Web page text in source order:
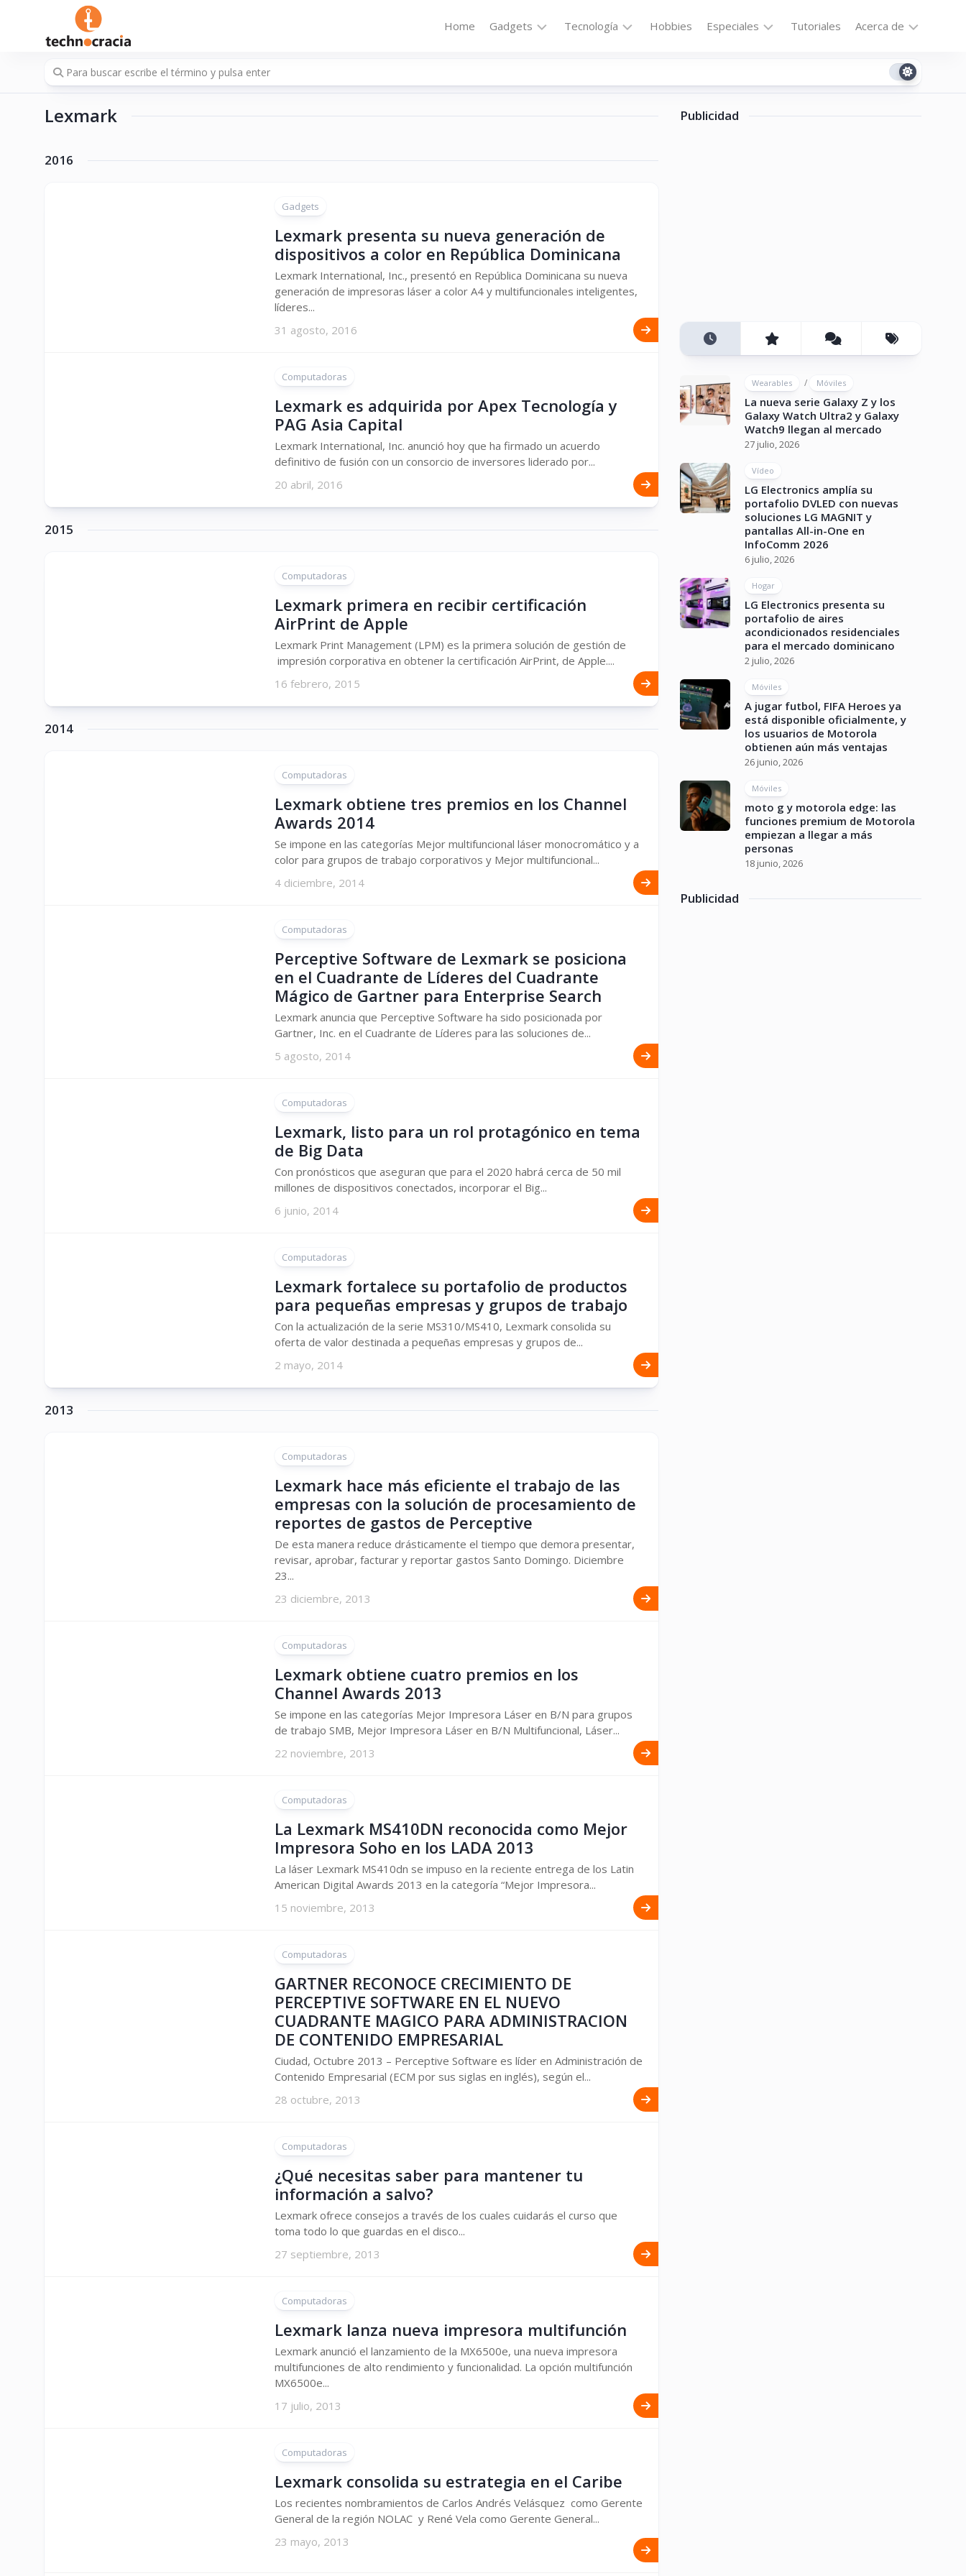
contenido
Home Gadgets
Móviles
Wearables
Tecnología
Robótica
Salud
Transportación
Hobbies Especiales
la
Tutoriales Acerca de
Contacto
Lexmark
2016
Gadgets
Lexmark presenta su nueva generación de
dispositivos a color en República Dominicana
Lexmark International, Inc., presentó en República Dominicana su nueva
generación de impresoras láser a color A4 y multifuncionales inteligentes,
líderes...
31 agosto, 2016
Computadoras
Lexmark es adquirida por Apex Tecnología y
PAG Asia Capital
Lexmark International, Inc. anunció hoy que ha firmado un acuerdo
definitivo de fusión con un consorcio de inversores liderado por...
20 abril, 2016
2015
Computadoras
Lexmark primera en recibir certificación
AirPrint de Apple
Lexmark Print Management (LPM) es la primera solución de gestión de
impresión corporativa en obtener la certificación AirPrint, de Apple....
16 febrero, 2015
2014
Computadoras
Lexmark obtiene tres premios en los Channel
Awards 2014
Se impone en las categorías Mejor multifuncional láser monocromático y a
color para grupos de trabajo corporativos y Mejor multifuncional...
4 diciembre, 2014
Computadoras
Perceptive Software de Lexmark se posiciona
en el Cuadrante de Líderes del Cuadrante
Mágico de Gartner para Enterprise Search
Lexmark anuncia que Perceptive Software ha sido posicionada por
Gartner, Inc. en el Cuadrante de Líderes para las soluciones de...
5 agosto, 2014
Computadoras
Lexmark, listo para un rol protagónico en tema
de Big Data
Con pronósticos que aseguran que para el 2020 habrá cerca de 50 mil
millones de dispositivos conectados, incorporar el Big...
6 junio, 2014
Computadoras
Lexmark fortalece su portafolio de productos
para pequeñas empresas y grupos de trabajo
Con la actualización de la serie MS310/MS410, Lexmark consolida su
oferta de valor destinada a pequeñas empresas y grupos de...
2 mayo, 2014
2013
Computadoras
Lexmark hace más eficiente el trabajo de las
empresas con la solución de procesamiento de
reportes de gastos de Perceptive
De esta manera reduce drásticamente el tiempo que demora presentar,
revisar, aprobar, facturar y reportar gastos Santo Domingo. Diciembre
23...
23 diciembre, 2013
Computadoras
Lexmark obtiene cuatro premios en los
Channel Awards 2013
Se impone en las categorías Mejor Impresora Láser en B/N para grupos
de trabajo SMB, Mejor Impresora Láser en B/N Multifuncional, Láser...
22 noviembre, 2013
Computadoras
La Lexmark MS410DN reconocida como Mejor
Impresora Soho en los LADA 2013
La láser Lexmark MS410dn se impuso en la reciente entrega de los Latin
American Digital Awards 2013 en la categoría “Mejor Impresora...
15 noviembre, 2013
Computadoras
GARTNER RECONOCE CRECIMIENTO DE
PERCEPTIVE SOFTWARE EN EL NUEVO
CUADRANTE MAGICO PARA ADMINISTRACION
DE CONTENIDO EMPRESARIAL
Ciudad, Octubre 2013 – Perceptive Software es líder en Administración de
Contenido Empresarial (ECM por sus siglas en inglés), según el...
28 octubre, 2013
Computadoras
¿Qué necesitas saber para mantener tu
información a salvo?
Lexmark ofrece consejos a través de los cuales cuidarás el curso que
toma todo lo que guardas en el disco...
27 septiembre, 2013
Computadoras
Lexmark lanza nueva impresora multifunción
Lexmark anunció el lanzamiento de la MX6500e, una nueva impresora
multifunciones de alto rendimiento y funcionalidad. La opción multifunción
MX6500e...
17 julio, 2013
Computadoras
Lexmark consolida su estrategia en el Caribe
Los recientes nombramientos de Carlos Andrés Velásquez como Gerente
General de la región NOLAC y René Vela como Gerente General...
23 mayo, 2013
Publicidad
Wearables / Móviles
La nueva serie Galaxy Z y los
Galaxy Watch Ultra2 y Galaxy
Watch9 llegan al mercado
27 julio, 2026
Vídeo
LG Electronics amplía su
portafolio DVLED con nuevas
soluciones LG MAGNIT y
pantallas All-in-One en
InfoComm 2026
6 julio, 2026
Hogar
LG Electronics presenta su
portafolio de aires
acondicionados residenciales
para el mercado dominicano
2 julio, 2026
Móviles
A jugar futbol, FIFA Heroes ya
está disponible oficialmente, y
los usuarios de Motorola
obtienen aún más ventajas
26 junio, 2026
Móviles
moto g y motorola edge: las
funciones premium de Motorola
empiezan a llegar a más
personas
18 junio, 2026
Publicidad